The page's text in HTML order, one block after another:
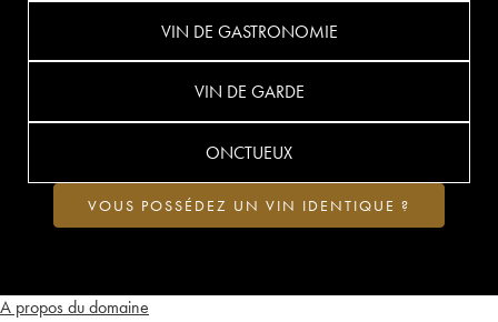
A propos du domaine
VIN DE GASTRONOMIE
VIN DE GARDE
ONCTUEUX
VOUS POSSÉDEZ UN VIN IDENTIQUE ?